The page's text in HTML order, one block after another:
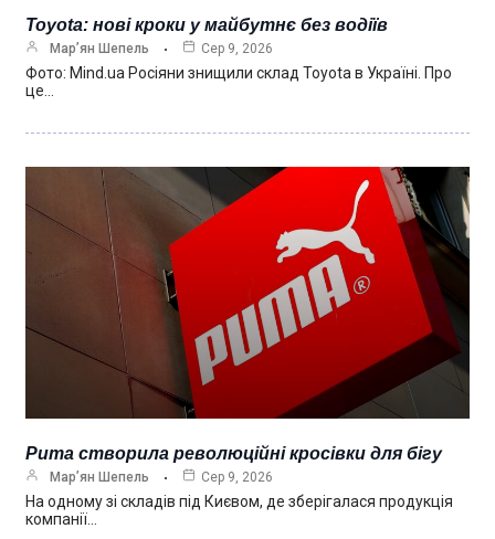
Toyota: нові кроки у майбутнє без водіїв
Мар’ян Шепель Сер 9, 2026
Фото: Mind.ua Росіяни знищили склад Toyota в Україні. Про
це…
Puma створила революційні кросівки для бігу
Мар’ян Шепель Сер 9, 2026
На одному зі складів під Києвом, де зберігалася продукція
компанії…